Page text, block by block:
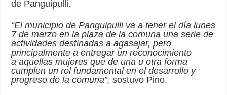
de Panguipulli.
“El municipio de Panguipulli va a tener el día lunes
7 de marzo en la plaza de la comuna una serie de
actividades destinadas a agasajar, pero
principalmente a entregar un reconocimiento
a aquellas mujeres que de una u otra forma
cumplen un rol fundamental en el desarrollo y
progreso de la comuna”, sostuvo Pino.